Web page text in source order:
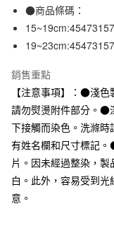
臺灣中小企業銀行
匯豐（台灣）商業銀行
聯邦商業銀行
玉山商業銀行
台新國際商業銀行
台灣樂天信用卡公司
Apple Pay
街口支付
悠遊付
運送方式
全家取貨付款
每筆NT$65，滿
付款後全家取貨
每筆NT$65，滿
●商品條碼：
銷售重點
【注意事項】：●淺
請勿熨燙附件部分。●
下接觸而染色。洗滌
有姓名欄和尺寸標記
片。因未經過整染，
白。此外，容易受到
意。